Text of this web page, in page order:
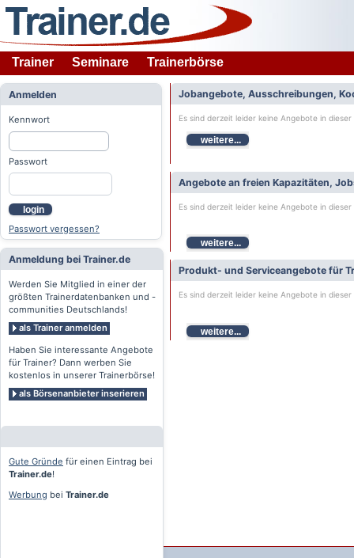
Trainer Seminare Trainerbörse
Anmelden
Kennwort
Passwort
login
Passwort vergessen?
Anmeldung bei Trainer.de
Werden Sie Mitglied in einer der
größten Trainerdatenbanken und -
communities Deutschlands!
als Trainer anmelden
Haben Sie interessante Angebote
für Trainer? Dann werben Sie
kostenlos in unserer Trainerbörse!
als Börsenanbieter inserieren
Gute Gründe für einen Eintrag bei
Trainer.de!
Werbung bei Trainer.de
Jobangebote, Ausschreibungen,
Es sind derzeit leider keine Angebote in
weitere...
Angebote an freien Kapazitäten,
Es sind derzeit leider keine Angebote in
weitere...
Produkt- und Serviceangebote für
Es sind derzeit leider keine Angebote in
weitere...